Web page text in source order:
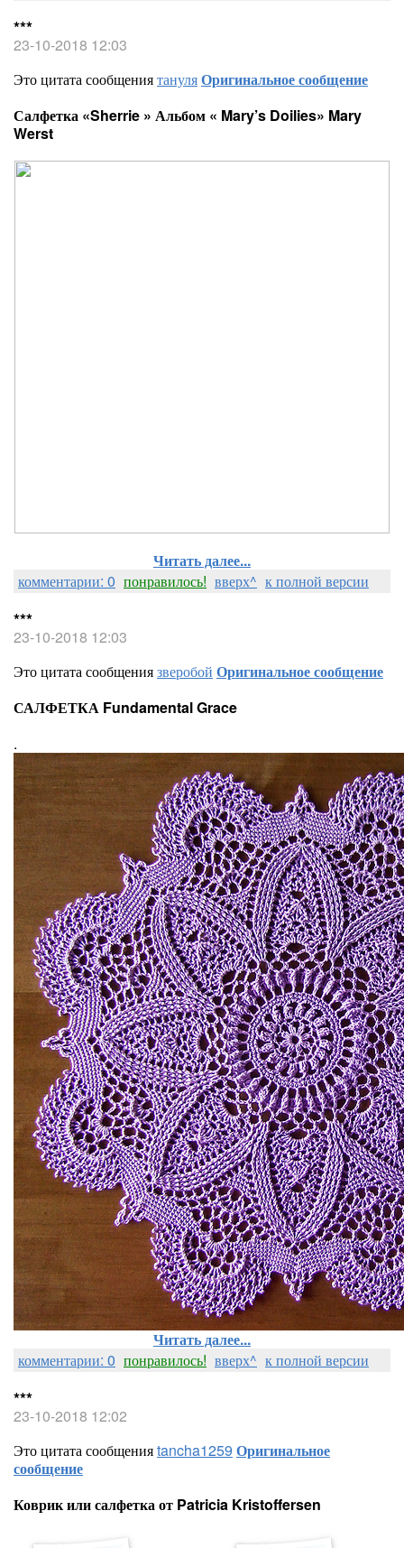
***
23-10-2018 12:03
Это цитата сообщениятануляОригинальное сообщение
Салфетка «Sherrie » Альбом « Mary’s Doilies» Mary
Werst
Читать далее...
комментарии: 0 понравилось! вверх^ к полной версии
***
23-10-2018 12:03
Это цитата сообщениязверобой Оригинальное сообщение
САЛФЕТКА Fundamental Grace
.
Читать далее...
комментарии: 0 понравилось! вверх^ к полной версии
***
23-10-2018 12:02
Это цитата сообщенияtancha1259 Оригинальное
сообщение
Коврик или салфетка от Patricia Kristoffersen